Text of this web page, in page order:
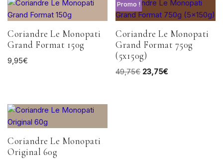
Coriandre Le Monopati
Grand Format 150g
9,95€
Promo !
Coriandre Le Monopati
Grand Format 750g
(5x150g)
49,75€ 23,75€
Coriandre Le Monopati
Original 60g